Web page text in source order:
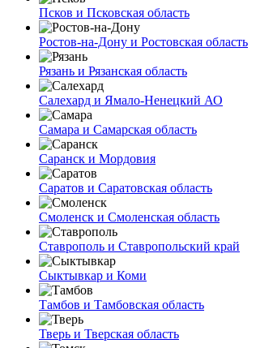
Псков и Псковская область
Ростов-на-Дону и Ростовская область
Рязань и Рязанская область
Салехард и Ямало-Ненецкий АО
Самара и Самарская область
Саранск и Мордовия
Саратов и Саратовская область
Смоленск и Смоленская область
Ставрополь и Ставропольский край
Сыктывкар и Коми
Тамбов и Тамбовская область
Тверь и Тверская область